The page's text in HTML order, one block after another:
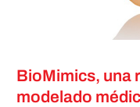
BioMimics, una
modelado